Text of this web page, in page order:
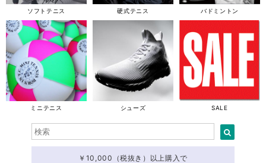
ソフトテニス 硬式テニス バドミントン
ミニテニス シューズ SALE
￥10,000（税抜き）以上購入で